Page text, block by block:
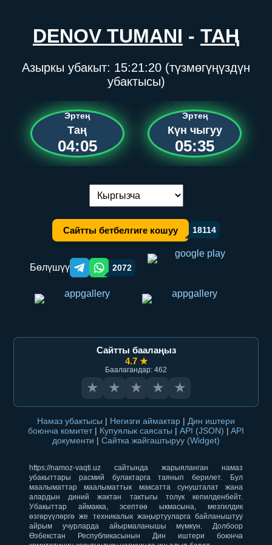
DENOV TUMANI - ТАҢ
Азыркы убакыт: 15:21:21 (түзмөгүңүздүн
убактысы)
Эртең
Таң
04:05
Эртең
Күн чыгуу
05:35
Тилди алмаштыруу:
Сайтты бетбелгиге кошуу 18114
Бөлүшүү Telegram orqali ulashish
WhatsApp orqali ulashish
2072
Сайтты баалаңыз
4.7 ★
Баалагандар: 462
★ ★ ★ ★ ★
Намаз убактысы | Негизги аймактар | Дин иштери
боюнча комитет | Купуялык саясаты | API (JSON) | API
документи | Сайтка жайгаштыруу (Widget)
https://namoz-vaqti.uz сайтында жарыяланган намаз
убакыттары расмий булактарга таянып берилет. Бул
маалыматтар маалыматтык максатта сунушталат жана
алардын диний жактан тактыгы толук кепилденбейт.
Убакыттар аймакка, эсептөө ыкмасына, мезгилдик
өзгөрүүлөргө же техникалык жаңыртууларга байланыштуу
айрым учурларда айырмаланышы мүмкүн. Долбоор
Өзбекстан Республикасынын Дин иштери боюнча